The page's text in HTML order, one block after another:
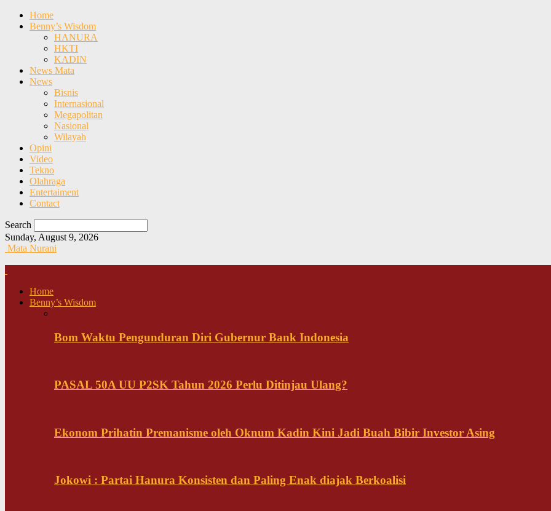
Home
Benny’s Wisdom
HANURA
HKTI
KADIN
News Mata
News
Bisnis
Internasional
Megapolitan
Nasional
Wilayah
Opini
Video
Tekno
Olahraga
Entertaiment
Contact
Search
Sunday, August 9, 2026
Mata Nurani
Home
Benny’s Wisdom
Bom Waktu Pengunduran Diri Gubernur Bank Indonesia
PASAL 50A UU P2SK Tahun 2026 Perlu Ditinjau Ulang?
Ekonom Prihatin Premanisme oleh Oknum Kadin Kini Jadi Buah Bibir Investor Asing
Jokowi : Partai Hanura Konsisten dan Paling Enak diajak Berkoalisi